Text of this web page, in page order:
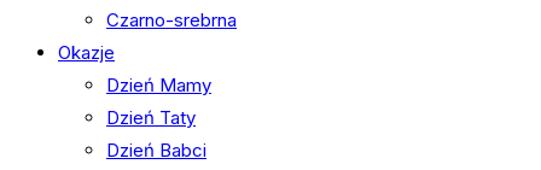
Czarno-srebrna
Okazje
Dzień Mamy
Dzień Taty
Dzień Babci